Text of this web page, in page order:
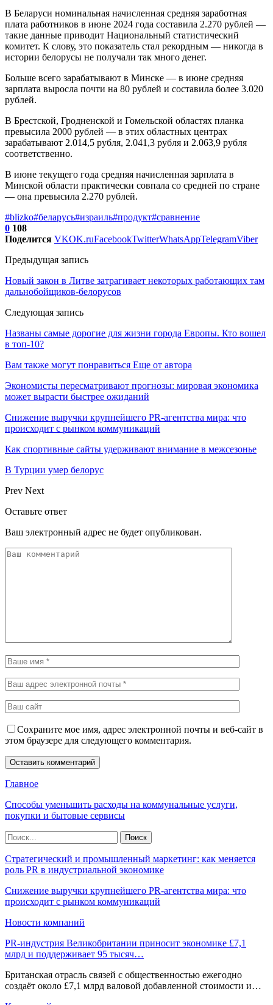
В Беларуси номинальная начисленная средняя заработная
плата работников в июне 2024 года составила 2.270 рублей —
такие данные приводит Национальный статистический
комитет. К слову, это показатель стал рекордным — никогда в
истории белорусы не получали так много денег.
Больше всего зарабатывают в Минске — в июне средняя
зарплата выросла почти на 80 рублей и составила более 3.020
рублей.
В Брестской, Гродненской и Гомельской областях планка
превысила 2000 рублей — в этих областных центрах
зарабатывают 2.014,5 рубля, 2.041,3 рубля и 2.063,9 рубля
соответственно.
В июне текущего года средняя начисленная зарплата в
Минской области практически совпала со средней по стране
— она превысила 2.270 рублей.
#blizko#беларусь#израиль#продукт#сравнение
0 108
Поделится VKOK.ruFacebookTwitterWhatsAppTelegramViber
Предыдущая запись
Новый закон в Литве затрагивает некоторых работающих там
дальнобойщиков-белорусов
Следующая запись
Названы самые дорогие для жизни города Европы. Кто вошел
в топ-10?
Вам также могут понравиться Еще от автора
Экономисты пересматривают прогнозы: мировая экономика
может вырасти быстрее ожиданий
Снижение выручки крупнейшего PR-агентства мира: что
происходит с рынком коммуникаций
Как спортивные сайты удерживают внимание в межсезонье
В Турции умер белорус
Prev Next
Оставьте ответ
Ваш электронный адрес не будет опубликован.
Сохраните мое имя, адрес электронной почты и веб-сайт в
этом браузере для следующего комментария.
Главное
Способы уменьшить расходы на коммунальные услуги,
покупки и бытовые сервисы
Стратегический и промышленный маркетинг: как меняется
роль PR в индустриальной экономике
Снижение выручки крупнейшего PR-агентства мира: что
происходит с рынком коммуникаций
Новости компаний
PR-индустрия Великобритании приносит экономике £7,1
млрд и поддерживает 95 тысяч…
Британская отрасль связей с общественностью ежегодно
создаёт около £7,1 млрд валовой добавленной стоимости и…